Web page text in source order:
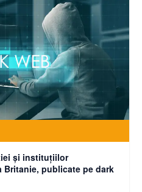
și instituțiilor
Britanie, publicate pe dark